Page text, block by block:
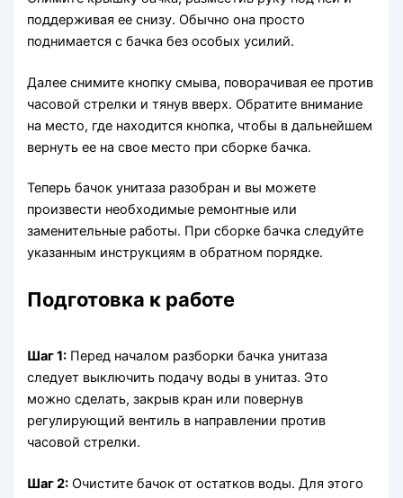
поддерживая ее снизу. Обычно она просто
поднимается с бачка без особых усилий.
Далее снимите кнопку смыва, поворачивая ее против
часовой стрелки и тянув вверх. Обратите внимание
на место, где находится кнопка, чтобы в дальнейшем
вернуть ее на свое место при сборке бачка.
Теперь бачок унитаза разобран и вы можете
произвести необходимые ремонтные или
заменительные работы. При сборке бачка следуйте
указанным инструкциям в обратном порядке.
Подготовка к работе
Шаг 1: Перед началом разборки бачка унитаза
следует выключить подачу воды в унитаз. Это
можно сделать, закрыв кран или повернув
регулирующий вентиль в направлении против
часовой стрелки.
Шаг 2: Очистите бачок от остатков воды. Для этого